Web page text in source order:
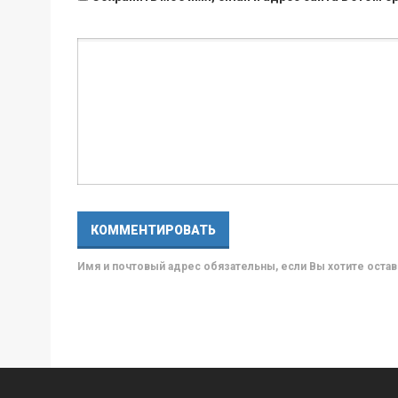
Имя и почтовый адрес обязательны, если Вы хотите